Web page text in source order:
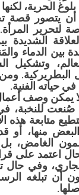
بلوغ الحرية،
أن يتصور قصة
لتحرير
الشديدة
بين الدماء
وتشكيل
البطريركية.
حياته الفنية.
وصف أعمال
صُنعت للنخبة،
متابعة هذه
منها، أو
الغامض،
اعتمد على
وفي حال
تبلغه